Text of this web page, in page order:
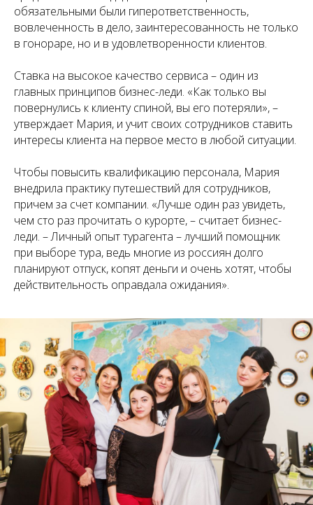
обязательными были гиперответственность,
вовлеченность в дело, заинтересованность не только
в гонораре, но и в удовлетворенности клиентов.
Ставка на высокое качество сервиса – один из
главных принципов бизнес-леди. «Как только вы
повернулись к клиенту спиной, вы его потеряли», –
утверждает Мария, и учит своих сотрудников ставить
интересы клиента на первое место в любой ситуации.
Чтобы повысить квалификацию персонала, Мария
внедрила практику путешествий для сотрудников,
причем за счет компании. «Лучше один раз увидеть,
чем сто раз прочитать о курорте, – считает бизнес-
леди. – Личный опыт турагента – лучший помощник
при выборе тура, ведь многие из россиян долго
планируют отпуск, копят деньги и очень хотят, чтобы
действительность оправдала ожидания».